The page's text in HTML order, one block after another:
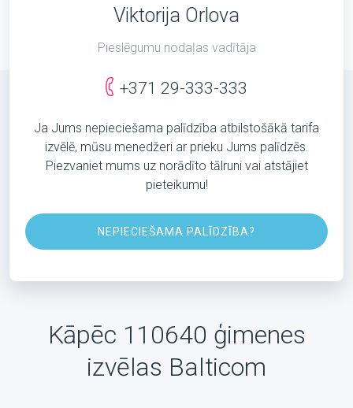
Viktorija Orlova
Pieslēgumu nodaļas vadītāja
+371 29-333-333
Ja Jums nepieciešama palīdzība atbilstošākā tarifa
izvēlē, mūsu menedžeri ar prieku Jums palīdzēs.
Piezvaniet mums uz norādīto tālruni vai atstājiet
pieteikumu!
NEPIECIEŠAMA PALĪDZĪBA?
Kāpēc 110640 ģimenes
izvēlas Balticom